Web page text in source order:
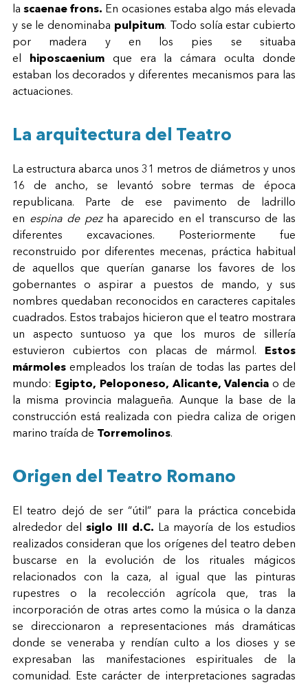
lascaenae frons. En ocasiones estaba algo más elevada
y se le denominaba pulpitum. Todo solía estar cubierto
por madera y en los pies se situaba
el hiposcaeniumque era la cámara oculta donde
estaban los decorados y diferentes mecanismos para las
actuaciones.
La arquitectura del Teatro
La estructura abarca unos 31 metros de diámetros y unos
16 de ancho, se levantó sobre termas de época
republicana. Parte de ese pavimento de ladrillo
en espina de pezha aparecido en el transcurso de las
diferentes excavaciones. Posteriormente fue
reconstruido por diferentes mecenas, práctica habitual
de aquellos que querían ganarse los favores de los
gobernantes o aspirar a puestos de mando, y sus
nombres quedaban reconocidos en caracteres capitales
cuadrados. Estos trabajos hicieron que el teatro mostrara
un aspecto suntuoso ya que los muros de sillería
estuvieron cubiertos con placas de mármol. Estos
mármolesempleados los traían de todas las partes del
mundo: Egipto, Peloponeso, Alicante, Valencia o de
la misma provincia malagueña. Aunque la base de la
construcción está realizada con piedra caliza de origen
marino traída de Torremolinos.
Origen del Teatro Romano
El teatro dejó de ser “útil” para la práctica concebida
alrededor delsiglo III d.C. La mayoría de los estudios
realizados consideran que los orígenes del teatro deben
buscarse en la evolución de los rituales mágicos
relacionados con la caza, al igual que las pinturas
rupestres o la recolección agrícola que, tras la
incorporación de otras artes como la música o la danza
se direccionaron a representaciones más dramáticas
donde se veneraba y rendían culto a los dioses y se
expresaban las manifestaciones espirituales de la
comunidad. Este carácter de interpretaciones sagradas